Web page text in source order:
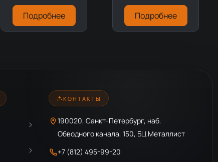
Подробнее Подробнее
КОНТАКТЫ
190020, Санкт-Петербург, наб.
Обводного канала, 150, БЦ Металлист
+7 (812) 495-99-20